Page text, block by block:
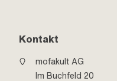
Kontakt
mofakult AG
Im Buchfeld 20